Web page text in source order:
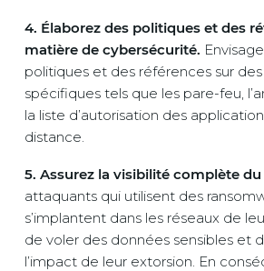
4. Élaborez des politiques et des
matière de cybersécurité.
politiques et des références sur
spécifiques tels que les pare-feu,
la liste d’autorisation des
distance.
5. Assurez la visibilité complète du
attaquants qui utilisent des
s’implantent dans les réseaux de
de voler des données sensibles et
l’impact de leur extorsion. En